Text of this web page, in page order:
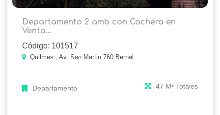
Departamento 2 amb con Cochera en
Venta...
Código: 101517
Quilmes , Av. San Martin 760 Bernal
Departamento 47 M² Totales